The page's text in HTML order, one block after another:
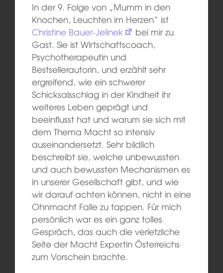
In der 9. Folge von „Mumm in den
Knochen, Leuchten im Herzen“ ist
Christine Bauer-Jelinek
bei mir zu
Gast. Sie ist Wirtschaftscoach,
Psychotherapeutin und
Bestsellerautorin, und erzählt sehr
ergreifend, wie ein schwerer
Schicksalsschlag in der Kindheit ihr
weiteres Leben geprägt und
beeinflusst hat und warum sie sich mit
dem Thema Macht so intensiv
auseinandersetzt. Sehr bildlich
beschreibt sie, welche unbewussten
und auch bewussten Mechanismen es
in unserer Gesellschaft gibt, und wie
wir darauf achten können, nicht in eine
Ohnmacht Falle zu tappen. Für mich
persönlich war es ein ganz tolles
Gespräch, das auch die verletzliche
Seite der Macht Expertin Österreichs
zum Vorschein brachte.